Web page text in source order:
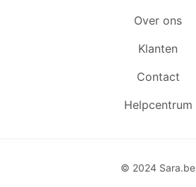
Over ons
Klanten
Contact
Helpcentrum
© 2024 Sara.be